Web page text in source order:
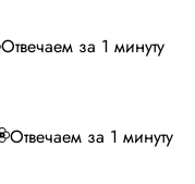
Отвечаем за 1 минуту
Отвечаем за 1 минуту